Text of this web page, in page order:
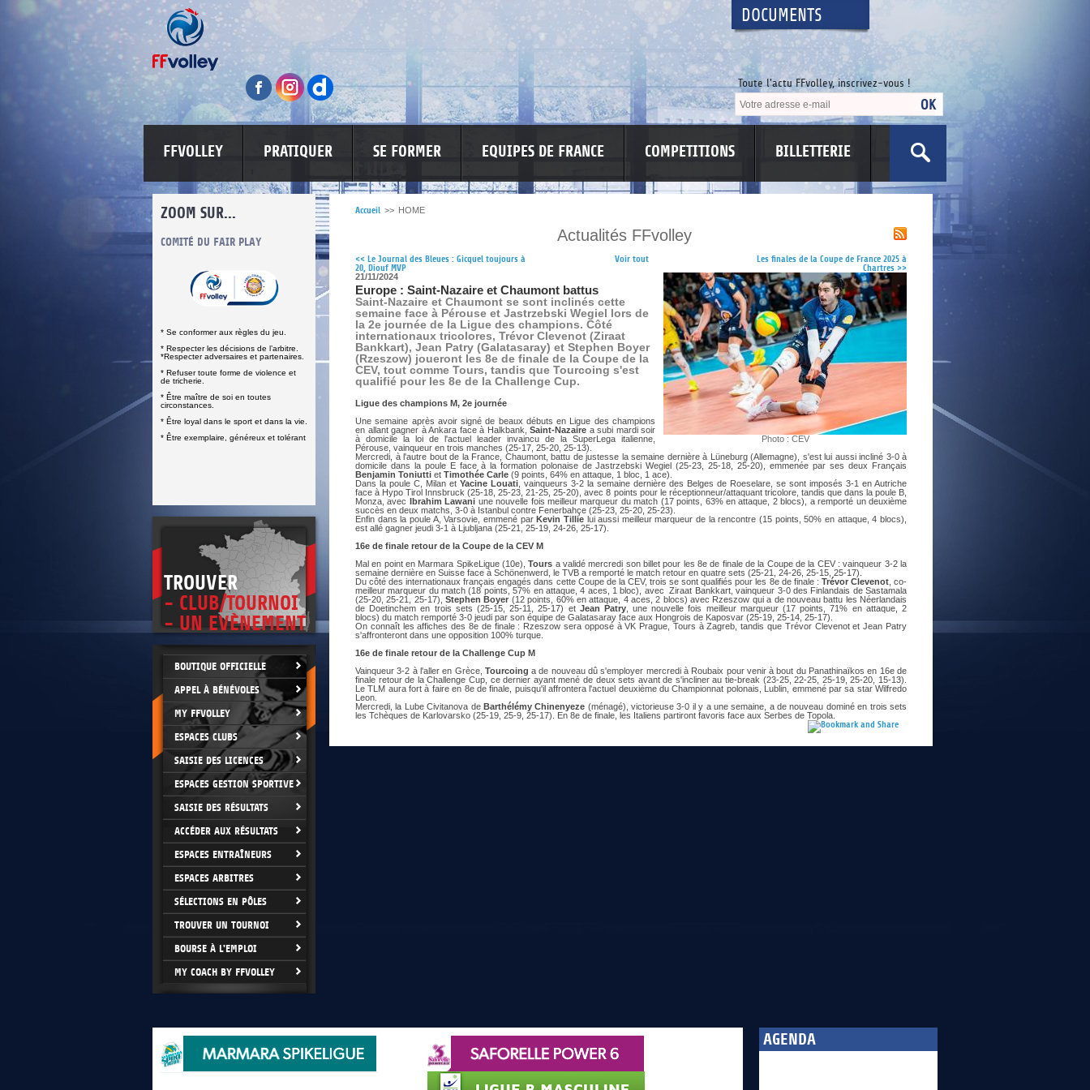
DOCUMENTS
Toute l'actu FFvolley, inscrivez-vous !
FFVOLLEY PRATIQUER SE FORMER EQUIPES DE FRANCE COMPETITIONS BILLETTERIE
ZOOM SUR...
DOCUMENTS UTILES
CLIQUEZ ICI
COMITÉ DU FAIR PLAY
* Se conformer aux règles du jeu.
* Respecter les décisions de l’arbitre.
*Respecter adversaires et partenaires.
* Refuser toute forme de violence et
de tricherie.
* Être maître de soi en toutes
circonstances.
* Être loyal dans le sport et dans la vie.
* Être exemplaire, généreux et tolérant
LUTTE CONTRE LES VIOLENCES INFORMATIONS CORONAVIRUS
DOCUMENTS UTILES
SITUATION SANITAIRE
COVID-19
CLIQUEZ ICI
TROUVER
- CLUB/TOURNOI
- UN EVÈNEMENT
BOUTIQUE OFFICIELLE
APPEL À BÉNÉVOLES
MY FFVOLLEY
ESPACES CLUBS
SAISIE DES LICENCES
ESPACES GESTION SPORTIVE
SAISIE DES RÉSULTATS
ACCÉDER AUX RÉSULTATS
ESPACES ENTRAÎNEURS
ESPACES ARBITRES
SÉLECTIONS EN PÔLES
TROUVER UN TOURNOI
BOURSE À L'EMPLOI
MY COACH BY FFVOLLEY
Accueil >> HOME
Actualités FFvolley
<< Le Journal des Bleues : Gicquel toujours à
20, Diouf MVP
Voir tout
Les finales de la Coupe de France 2025 à
Chartres >>
Photo : CEV
21/11/2024
Europe : Saint-Nazaire et Chaumont battus
Saint-Nazaire et Chaumont se sont inclinés cette
semaine face à Pérouse et Jastrzebski Wegiel lors de
la 2e journée de la Ligue des champions. Côté
internationaux tricolores, Trévor Clevenot (Ziraat
Bankkart), Jean Patry (Galatasaray) et Stephen Boyer
(Rzeszow) joueront les 8e de finale de la Coupe de la
CEV, tout comme Tours, tandis que Tourcoing s'est
qualifié pour les 8e de la Challenge Cup.
Ligue des champions M, 2e journée
Une semaine après avoir signé de beaux débuts en Ligue des champions
en allant gagner à Ankara face à Halkbank, Saint-Nazaire a subi mardi soir
à domicile la loi de l'actuel leader invaincu de la SuperLega italienne,
Pérouse, vainqueur en trois manches (25-17, 25-20, 25-13).
Mercredi, à l'autre bout de la France, Chaumont, battu de justesse la semaine dernière à Lüneburg (Allemagne), s'est lui aussi incliné 3-0 à
domicile dans la poule E face à la formation polonaise de Jastrzebski Wegiel (25-23, 25-18, 25-20), emmenée par ses deux Français
Benjamin Toniutti et Timothée Carle (9 points, 64% en attaque, 1 bloc, 1 ace).
Dans la poule C, Milan et Yacine Louati , vainqueurs 3-2 la semaine dernière des Belges de Roeselare, se sont imposés 3-1 en Autriche
face à Hypo Tirol Innsbruck (25-18, 25-23, 21-25, 25-20), avec 8 points pour le réceptionneur/attaquant tricolore, tandis que dans la poule B,
Monza, avec Ibrahim Lawani une nouvelle fois meilleur marqueur du match (17 points, 63% en attaque, 2 blocs), a remporté un deuxième
succès en deux matchs, 3-0 à Istanbul contre Fenerbahçe (25-23, 25-20, 25-23).
Enfin dans la poule A, Varsovie, emmené parKevin Tillielui aussi meilleur marqueur de la rencontre (15 points, 50% en attaque, 4 blocs),
est allé gagner jeudi 3-1 à Ljubljana (25-21, 25-19, 24-26, 25-17).
16e de finale retour de la Coupe de la CEV M
Mal en point en Marmara SpikeLigue (10e),Tours a validé mercredi son billet pour les 8e de finale de la Coupe de la CEV : vainqueur 3-2 la
semaine dernière en Suisse face à Schönenwerd, le TVB a remporté le match retour en quatre sets (25-21, 24-26, 25-15, 25-17).
Du côté des internationaux français engagés dans cette Coupe de la CEV, trois se sont qualifiés pour les 8e de finale : Trévor Clevenot, co-
meilleur marqueur du match (18 points, 57% en attaque, 4 aces, 1 bloc), avec Ziraat Bankkart, vainqueur 3-0 des Finlandais de Sastamala
(25-20, 25-21, 25-17),Stephen Boyer (12 points, 60% en attaque, 4 aces, 2 blocs) avec Rzeszow qui a de nouveau battu les Néerlandais
de Doetinchem en trois sets (25-15, 25-11, 25-17) et Jean Patry, une nouvelle fois meilleur marqueur (17 points, 71% en attaque, 2
blocs) du match remporté 3-0 jeudi par son équipe de Galatasaray face aux Hongrois de Kaposvar (25-19, 25-14, 25-17).
On connaît les affiches des 8e de finale : Rzeszow sera opposé à VK Prague, Tours à Zagreb, tandis que Trévor Clevenot et Jean Patry
s'affronteront dans une opposition 100% turque.
16e de finale retour de la Challenge Cup M
Vainqueur 3-2 à l'aller en Grèce, Tourcoinga de nouveau dû s'employer mercredi à Roubaix pour venir à bout du Panathinaïkos en 16e de
finale retour de la Challenge Cup, ce dernier ayant mené de deux sets avant de s'incliner au tie-break (23-25, 22-25, 25-19, 25-20, 15-13).
Le TLM aura fort à faire en 8e de finale, puisqu'il affrontera l'actuel deuxième du Championnat polonais, Lublin, emmené par sa star Wilfredo
Leon.
Mercredi, la Lube Civitanova de Barthélémy Chinenyeze (ménagé), victorieuse 3-0 il y a une semaine, a de nouveau dominé en trois sets
les Tchèques de Karlovarsko (25-19, 25-9, 25-17). En 8e de finale, les Italiens partiront favoris face aux Serbes de Topola.
AGENDA